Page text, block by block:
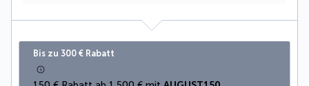
Bis zu 300 € Rabatt